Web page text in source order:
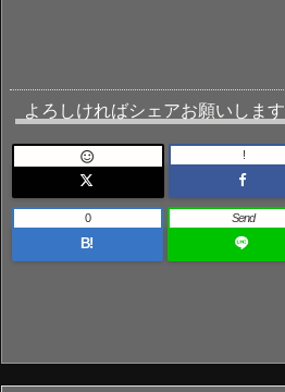
よろしければシェアお願いします
 !
B!
0 Send